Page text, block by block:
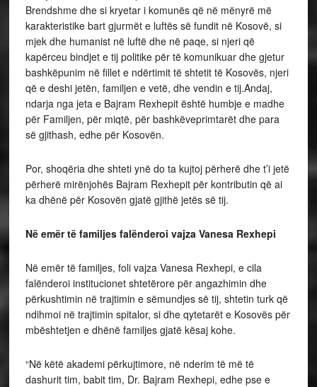
Brendshme dhe si kryetar i komunës që në mënyrë më
karakteristike bart gjurmët e luftës së fundit në Kosovë, si
mjek dhe humanist në luftë dhe në paqe, si njeri që
kapërceu bindjet e tij politike për të komunikuar dhe gjetur
bashkëpunim në fillet e ndërtimit të shtetit të Kosovës, njeri
që e deshi jetën, familjen e vetë, dhe vendin e tij.Andaj,
ndarja nga jeta e Bajram Rexhepit është humbje e madhe
për Familjen, për miqtë, për bashkëveprimtarët dhe para
së gjithash, edhe për Kosovën.
Por, shoqëria dhe shteti ynë do ta kujtoj përherë dhe t’i jetë
përherë mirënjohës Bajram Rexhepit për kontributin që ai
ka dhënë për Kosovën gjatë gjithë jetës së tij.
Në emër të familjes falënderoi vajza Vanesa Rexhepi
Në emër të familjes, foli vajza Vanesa Rexhepi, e cila
falënderoi institucionet shtetërore për angazhimin dhe
përkushtimin në trajtimin e sëmundjes së tij, shtetin turk që
ndihmoi në trajtimin spitalor, si dhe qytetarët e Kosovës për
mbështetjen e dhënë familjes gjatë kësaj kohe.
“Në këtë akademi përkujtimore, në nderim të më të
dashurit tim, babit tim, Dr. Bajram Rexhepi, edhe pse e